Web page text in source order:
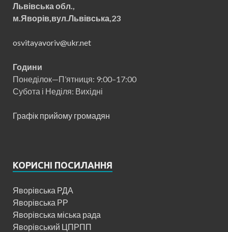
Львівська обл.,
м.Яворів,вул.Львівська,23
osvitayavoriv@ukr.net
Години
Понеділок—П’ятниця: 9:00–17:00
Субота і Неділя: Вихідні
Графік прийому громадян
КОРИСНІ ПОСИЛАННЯ
Яворівська РДА
Яворівська РР
Яворівська міська рада
Яворівський ЦПРПП